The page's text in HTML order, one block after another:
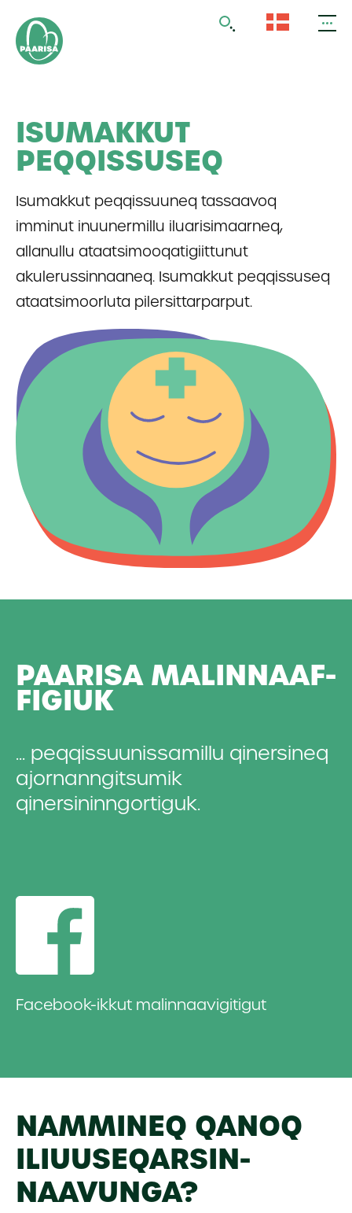
forsiden
ISUMAKKUT
PEQQISSUSEQ
Isumakkut peqqissuuneq tassaavoq
imminut inuunermillu iluarisimaarneq,
allanullu ataatsimooqatigiittunut
akulerussinnaaneq. Isumakkut peqqissuseq
ataatsimoorluta pilersittarparput.
PAARISA MALINNAAF­
FIGIUK
... peqqissuunissamillu qinersineq
ajornanngitsu­mik
qinersininngortiguk.
Facebook-ikkut malinnaavigitigut
NAMMINEQ QANOQ
ILIUUSEQARSIN­
NAAVUNGA?